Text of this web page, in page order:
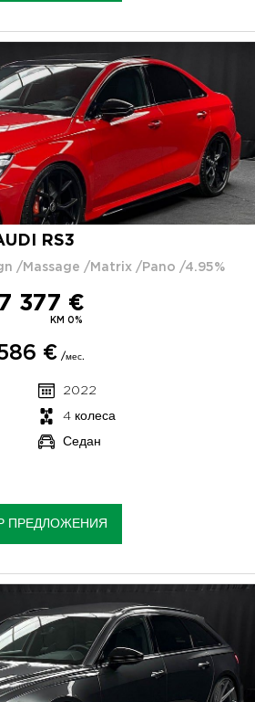
RS3
/Massage /Matrix /Pano /4.95%
377 €
KM 0%
€ /мес.
2022
4 колеса
Седан
ПРЕДЛОЖЕНИЯ